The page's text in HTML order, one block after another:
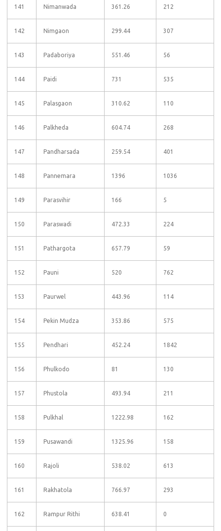
141 Nimanwada 361.26 212
142 Nimgaon 299.44 307
143 Padaboriya 551.46 56
144 Paidi 731 535
145 Palasgaon 310.62 110
146 Palkheda 604.74 268
147 Pandharsada 259.54 401
148 Pannemara 1396 1036
149 Parasvihir 166 5
150 Paraswadi 472.33 224
151 Pathargota 657.79 59
152 Pauni 520 762
153 Paurwel 443.96 114
154 Pekin Mudza 353.86 575
155 Pendhari 452.24 1842
156 Phulkodo 81 130
157 Phustola 493.94 211
158 Pulkhal 1222.98 162
159 Pusawandi 1325.96 158
160 Rajoli 538.02 613
161 Rakhatola 766.97 293
162 Rampur Rithi 638.41 0